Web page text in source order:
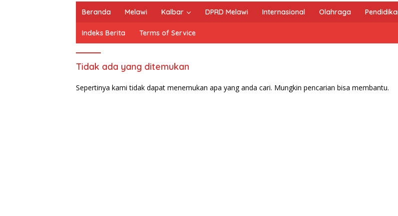
Beranda Melawi Kalbar DPRD Melawi Internasional Olahraga
Indeks Berita Terms of Service
Tidak ada yang ditemukan
Sepertinya kami tidak dapat menemukan apa yang anda cari. Mungkin pencarian bisa membantu.